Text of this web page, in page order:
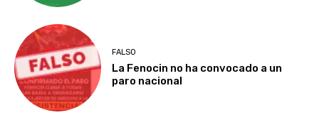
FALSO
La Fenocin no ha convocado a un
paro nacional